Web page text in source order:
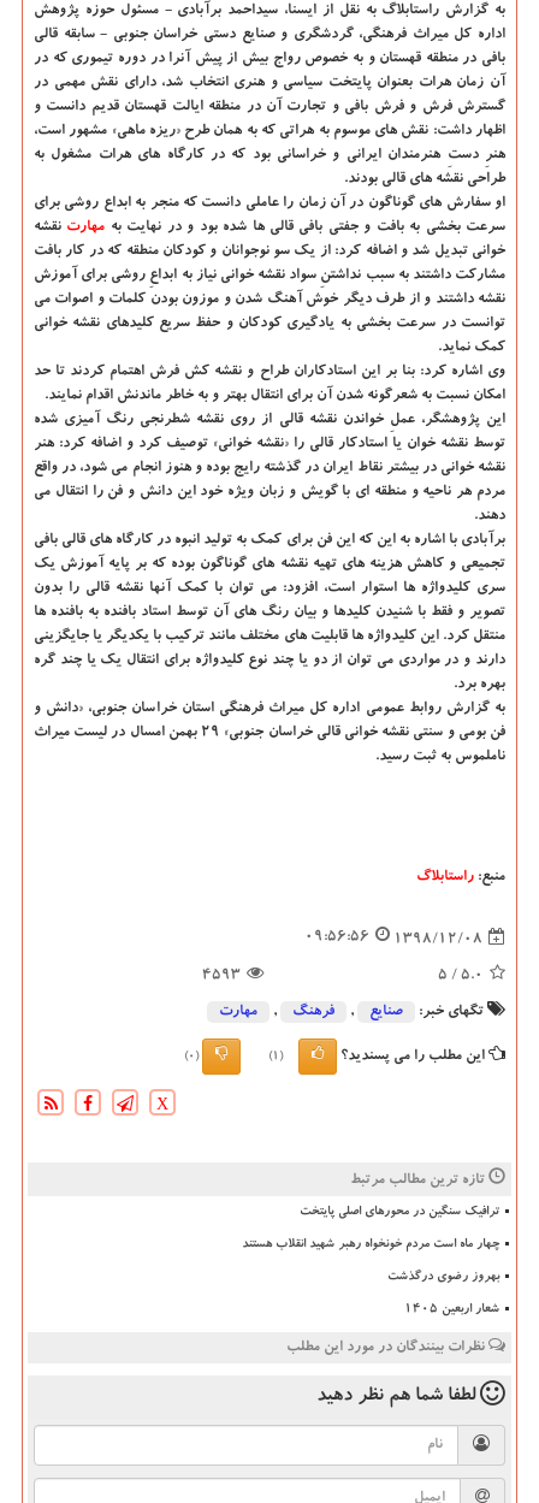
به گزارش راستابلاگ به نقل از ایسنا، سیداحمد برآبادی - مسئول حوزه پژوهش
اداره كل میراث فرهنگی، گردشگری و صنایع دستی خراسان جنوبی - سابقه قالی
بافی در منطقه قهستان و به خصوص رواج بیش از پیش آنرا در دوره تیموری كه در
آن زمان هرات بعنوان پایتخت سیاسی و هنری انتخاب شد، دارای نقش مهمی در
گسترش فرش و فرش بافی و تجارت آن در منطقه ایالت قهستان قدیم دانست و
اظهار داشت: نقش های موسوم به هراتی كه به همان طرح «ریزه ماهی» مشهور است،
هنرِ دستِ هنرمندان ایرانی و خراسانی بود كه در كارگاه های هرات مشغول به
طراحی نقشه های قالی بودند.
او سفارش های گوناگون در آن زمان را عاملی دانست كه منجر به ابداع روشی برای
سرعت بخشی به بافت و جفتی بافی قالی ها شده بود و در نهایت به مهارت نقشه
خوانی تبدیل شد و اضافه كرد: از یك سو نوجوانان و كودكان منطقه كه در كار بافت
مشاركت داشتند به سبب نداشتنِ سواد نقشه خوانی نیاز به ابداعِ روشی برای آموزش
نقشه داشتند و از طرف دیگر خوش آهنگ شدن و موزون بودن كلمات و اصوات می
توانست در سرعت بخشی به یادگیری كودكان و حفظ سریع كلیدهای نقشه خوانی
كمك نماید.
وی اشاره كرد: بنا بر این استادكاران طراح و نقشه كش فرش اهتمام كردند تا حد
امكان نسبت به شعرگونه شدن آن برای انتقال بهتر و به خاطر ماندنش اقدام نمایند.
این پژوهشگر، عملِ خواندن نقشه قالی از روی نقشه شطرنجی رنگ آمیزی شده
توسط نقشه خوان یا استادكار قالی را «نقشه خوانی» توصیف كرد و اضافه كرد: هنر
نقشه خوانی در بیشتر نقاط ایران در گذشته رایج بوده و هنوز انجام می شود، در واقع
مردم هر ناحیه و منطقه ای با گویش و زبان ویژه خود این دانش و فن را انتقال می
دهند.
برآبادی با اشاره به این كه این فن برای كمك به تولید انبوه در كارگاه های قالی بافی
تجمیعی و كاهش هزینه های تهیه نقشه های گوناگون بوده كه بر پایه آموزش یك
سری كلیدواژه ها استوار است، افزود: می توان با كمك آنها نقشه قالی را بدون
تصویر و فقط با شنیدن كلیدها و بیان رنگ های آن توسط استاد بافنده به بافنده ها
منتقل كرد. این كلیدواژه ها قابلیت های مختلف مانند تركیب با یكدیگر یا جایگزینی
دارند و در مواردی می توان از دو یا چند نوع كلیدواژه برای انتقال یك یا چند گره
بهره برد.
به گزارش روابط عمومی اداره كل میراث فرهنگی استان خراسان جنوبی، «دانش و
فن بومی و سنتی نقشه خوانی قالی خراسان جنوبی» ۲۹ بهمن امسال در لیست میراث
ناملموس به ثبت رسید.
منبع: راستابلاگ
1398/12/08
09:56:56
5.0
/ 5
4593
تگهای خبر: صنایع , فرهنگ , مهارت
این مطلب را می پسندید؟ (1)
(0)
X
تازه ترین مطالب مرتبط
ترافیک سنگین در محورهای اصلی پایتخت
چهار ماه است مردم خونخواه رهبر شهید انقلاب هستند
بهروز رضوی درگذشت
شعار اربعین ۱۴۰۵
نظرات بینندگان در مورد این مطلب
لطفا شما هم نظر دهید